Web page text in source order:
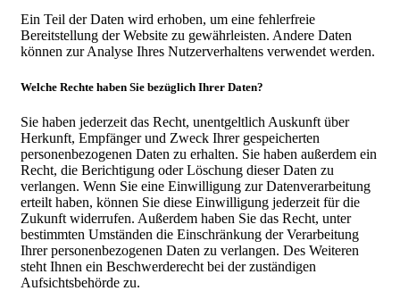
Ein Teil der Daten wird erhoben, um eine fehlerfreie
Bereitstellung der Website zu gewährleisten. Andere Daten
können zur Analyse Ihres Nutzerverhaltens verwendet werden.
Welche Rechte haben Sie bezüglich Ihrer Daten?
Sie haben jederzeit das Recht, unentgeltlich Auskunft über
Herkunft, Empfänger und Zweck Ihrer gespeicherten
personenbezogenen Daten zu erhalten. Sie haben außerdem ein
Recht, die Berichtigung oder Löschung dieser Daten zu
verlangen. Wenn Sie eine Einwilligung zur Datenverarbeitung
erteilt haben, können Sie diese Einwilligung jederzeit für die
Zukunft widerrufen. Außerdem haben Sie das Recht, unter
bestimmten Umständen die Einschränkung der Verarbeitung
Ihrer personenbezogenen Daten zu verlangen. Des Weiteren
steht Ihnen ein Beschwerderecht bei der zuständigen
Aufsichtsbehörde zu.